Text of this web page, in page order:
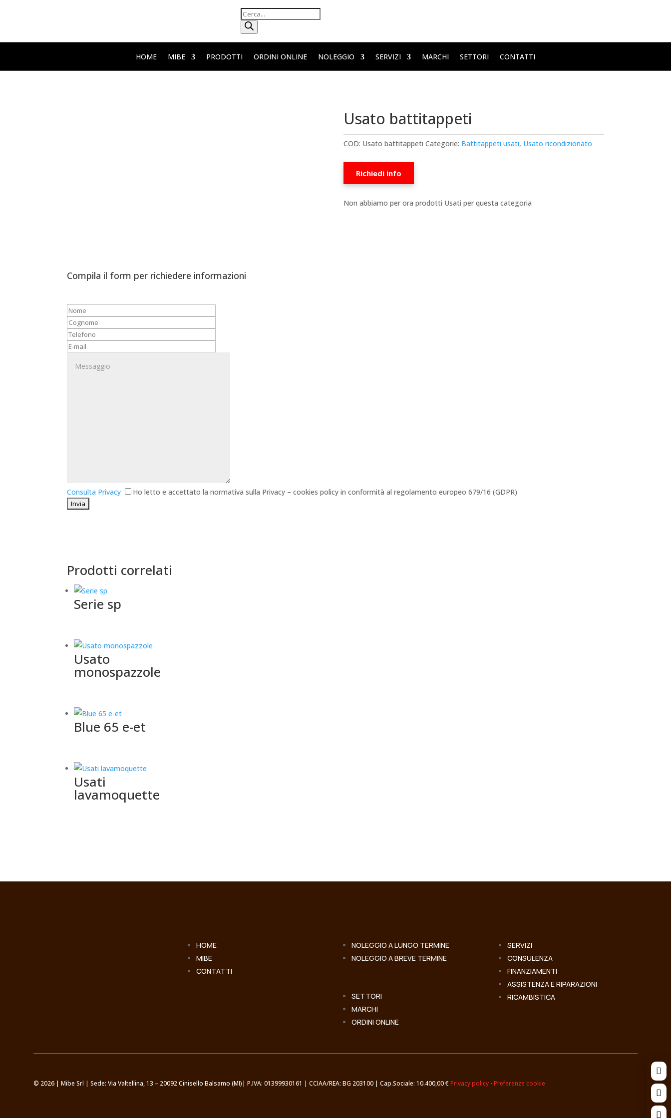
Products
search
HOME MIBE PRODOTTI ORDINI ONLINE NOLEGGIO SERVIZI MARCHI SETTORI CONTATTI
Usato battitappeti
COD: Usato battitappeti Categorie: Battitappeti usati, Usato ricondizionato
Richiedi info
Non abbiamo per ora prodotti Usati per questa categoria
Compila il form per richiedere informazioni
Consulta Privacy Ho letto e accettato la normativa sulla Privacy – cookies policy in conformità al regolamento europeo 679/16 (GDPR)
Prodotti correlati
Serie sp
Usato
monospazzole
Blue 65 e-et
Usati
lavamoquette
HOME
MIBE
CONTATTI
NOLEGGIO A LUNGO TERMINE
NOLEGGIO A BREVE TERMINE
SETTORI
MARCHI
ORDINI ONLINE
SERVIZI
CONSULENZA
FINANZIAMENTI
ASSISTENZA E RIPARAZIONI
RICAMBISTICA
© 2026 | Mibe Srl | Sede: Via Valtellina, 13 – 20092 Cinisello Balsamo (MI)| P.IVA: 01399930161 | CCIAA/REA: BG 203100 | Cap.Sociale: 10.400,00 €Privacy policy -Preferenze cookie


